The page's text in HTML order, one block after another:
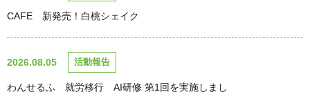
CAFE 新発売！白桃シェイク
2026.08.05 活動報告
わんせるふ 就労移行 AI研修 第1回を実施しまし